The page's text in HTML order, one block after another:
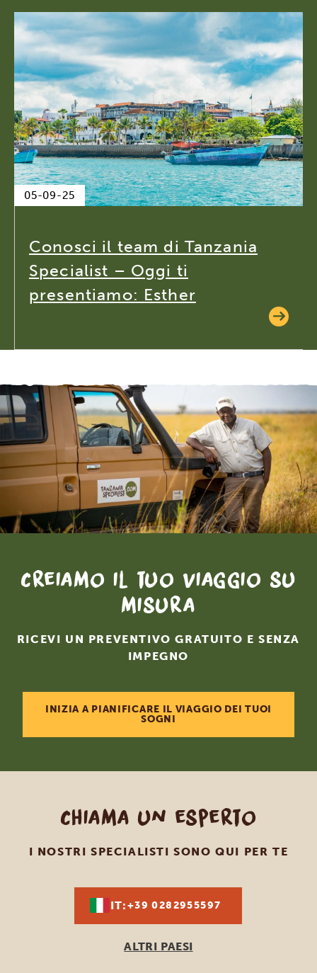
05-09-25
Conosci il team di Tanzania
Specialist – Oggi ti
presentiamo: Esther
Creiamo il tuo viaggio su
misura
RICEVI UN PREVENTIVO GRATUITO E SENZA
IMPEGNO
INIZIA A PIANIFICARE IL VIAGGIO DEI TUOI
SOGNI
Chiama un esperto
I NOSTRI SPECIALISTI SONO QUI PER TE
IT:+39 0282955597
ALTRI PAESI